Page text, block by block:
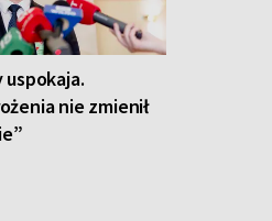
nie zmienił